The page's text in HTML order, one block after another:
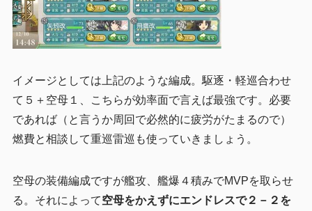
イメージとしては上記のような編成。駆逐・軽巡合わせ
て５＋空母１、こちらが効率面で言えば最強です。必要
であれば（と言うか周回で必然的に疲労がたまるので）
燃費と相談して重巡雷巡も使っていきましょう。
空母の装備編成ですが艦攻、艦爆４積みでMVPを取らせ
る。それによって空母をかえずにエンドレスで２－２を